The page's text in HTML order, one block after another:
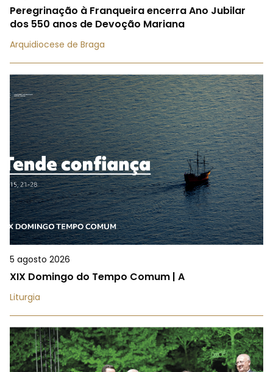
Peregrinação à Franqueira encerra Ano Jubilar
dos 550 anos de Devoção Mariana
Arquidiocese de Braga
5 agosto 2026
XIX Domingo do Tempo Comum | A
Liturgia